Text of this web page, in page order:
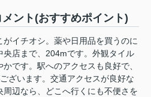
ント(おすすめポイント)
がイチオシ。薬や日用品を買うのに
店まで、204mです。外観タイル
です。駅へのアクセスも良好で、
ざいます。交通アクセスが良好な
辺なら、どこへ行くにも不便さを